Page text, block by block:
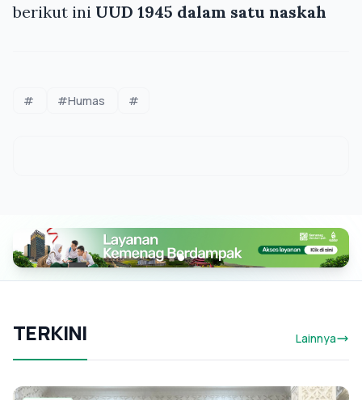
berikut ini UUD 1945 dalam satu naskah
# #Humas #
TERKINI Lainnya